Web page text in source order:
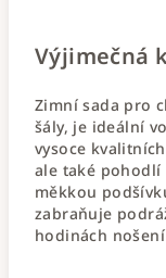
Výjimečná
Zimní sada pro
šály, je ideální
vysoce
ale také pohodlí
měkkou
zabraňuje
hodinách